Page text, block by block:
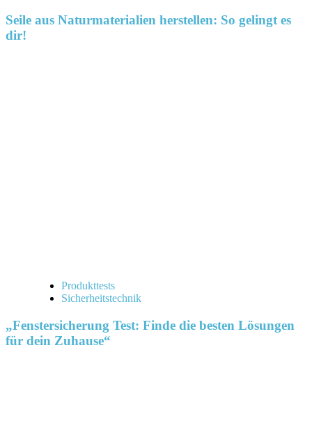
Seile aus Naturmaterialien herstellen: So gelingt es
dir!
Produkttests
Sicherheitstechnik
„Fenstersicherung Test: Finde die besten Lösungen
für dein Zuhause“